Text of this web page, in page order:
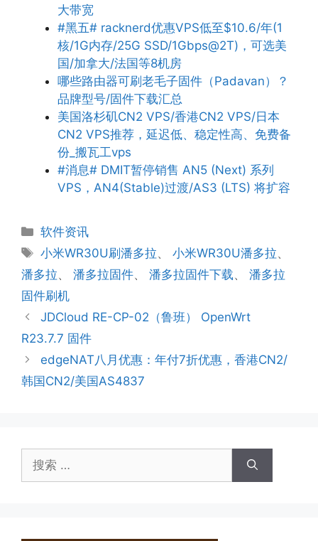
大带宽
#黑五# racknerd优惠VPS低至$10.6/年(1
核/1G内存/25G SSD/1Gbps@2T)，可选美
国/加拿大/法国等8机房
哪些路由器可刷老毛子固件（Padavan）？
品牌型号/固件下载汇总
美国洛杉矶CN2 VPS/香港CN2 VPS/日本
CN2 VPS推荐，延迟低、稳定性高、免费备
份_搬瓦工vps
#消息# DMIT暂停销售 AN5 (Next) 系列
VPS，AN4(Stable)过渡/AS3 (LTS) 将扩容
分
类
软件资讯
标
签
小米WR30U刷潘多拉、小米WR30U潘多拉、
潘多拉、 潘多拉固件、 潘多拉固件下载、 潘多拉
固件刷机
JDCloud RE-CP-02（鲁班） OpenWrt
R23.7.7 固件
edgeNAT八月优惠：年付7折优惠，香港CN2/
韩国CN2/美国AS4837
索：